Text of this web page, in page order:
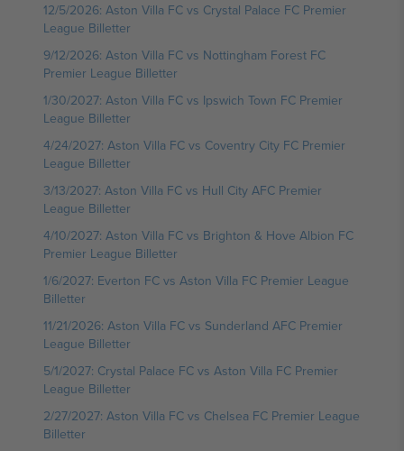
12/5/2026: Aston Villa FC vs Crystal Palace FC Premier
League Billetter
9/12/2026: Aston Villa FC vs Nottingham Forest FC
Premier League Billetter
1/30/2027: Aston Villa FC vs Ipswich Town FC Premier
League Billetter
4/24/2027: Aston Villa FC vs Coventry City FC Premier
League Billetter
3/13/2027: Aston Villa FC vs Hull City AFC Premier
League Billetter
4/10/2027: Aston Villa FC vs Brighton & Hove Albion FC
Premier League Billetter
1/6/2027: Everton FC vs Aston Villa FC Premier League
Billetter
11/21/2026: Aston Villa FC vs Sunderland AFC Premier
League Billetter
5/1/2027: Crystal Palace FC vs Aston Villa FC Premier
League Billetter
2/27/2027: Aston Villa FC vs Chelsea FC Premier League
Billetter